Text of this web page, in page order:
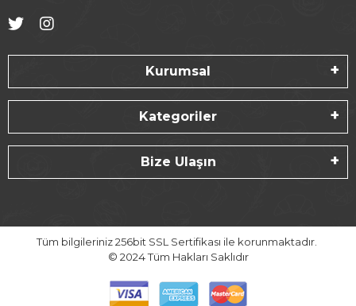
Kurumsal
Kategoriler
Bize Ulaşın
Tüm bilgileriniz 256bit SSL Sertifikası ile korunmaktadır.
© 2024Tüm Hakları Saklıdır